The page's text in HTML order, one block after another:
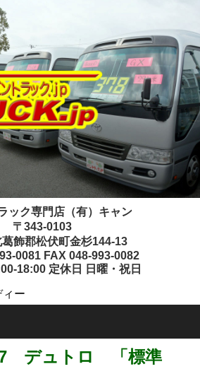
ック専門店（有）キャン
〒343-0103
飾郡松伏町金杉144-13
0081 FAX 048-993-0082
18:00 定休日 日曜・祝日
ィー
デュトロ 「標準